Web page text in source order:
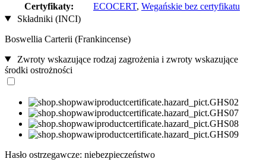
Certyfikaty:
ECOCERT, Wegańskie bez certyfikatu
Składniki (INCI)
Boswellia Carterii (Frankincense)
Zwroty wskazujące rodzaj zagrożenia i zwroty wskazujące
środki ostrożności
Hasło ostrzegawcze: niebezpieczeństwo